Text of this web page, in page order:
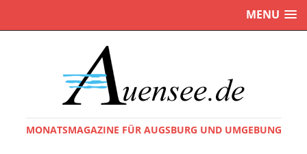
MENU
MONATSMAGAZINE FÜR AUGSBURG UND UMGEBUNG